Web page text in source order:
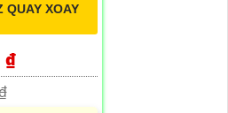
QUAY XOAY
₫